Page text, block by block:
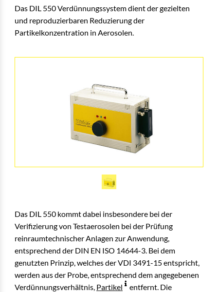
Das DIL 550 Verdünnungssystem dient der gezielten
und reproduzierbaren Reduzierung der
Partikelkonzentration in Aerosolen.
Das DIL 550 kommt dabei insbesondere bei der
Verifizierung von Testaerosolen bei der Prüfung
reinraumtechnischer Anlagen zur Anwendung,
entsprechend der DIN EN ISO 14644-3. Bei dem
genutzten Prinzip, welches der VDI 3491-15 entspricht,
werden aus der Probe, entsprechend dem angegebenen
Verdünnungsverhältnis, Partikel
entfernt. Die